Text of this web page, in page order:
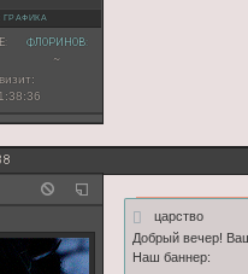
ГРАФИКА
ФЛОРИНОВ:
~
царство
Добрый вечер!
Наш баннер: